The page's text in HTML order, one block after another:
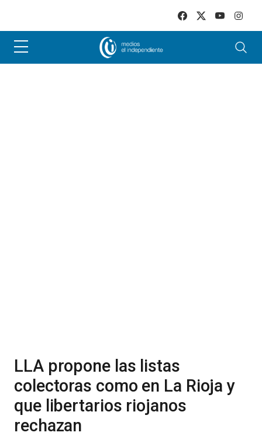
LLA propone las listas
colectoras como en La Rioja y
que libertarios riojanos
rechazan